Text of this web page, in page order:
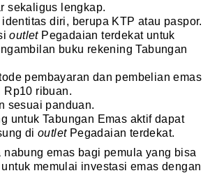
sekaligus lengkap.
identitas diri, berupa KTP atau paspor.
outlet Pegadaian terdekat untuk
buku rekening Tabungan
pembayaran dan pembelian emas
Rp10 ribuan.
sesuai panduan.
untuk Tabungan Emas aktif dapat
di outlet Pegadaian terdekat.
nabung emas bagi pemula yang bisa
memulai investasi emas dengan